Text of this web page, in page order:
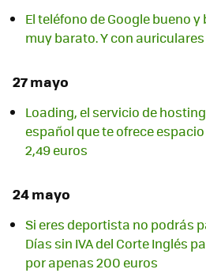
El teléfono de Google bueno
muy barato. Y con
27 mayo
Loading, el servicio de
español que te ofrece
2,49 euros
24 mayo
Si eres deportista no podrás
Días sin IVA del Corte Inglés
por apenas 200 euros